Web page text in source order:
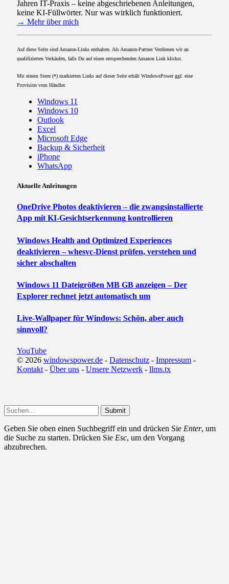
Jahren IT-Praxis – keine abgeschriebenen Anleitungen,
keine KI-Füllwörter. Nur was wirklich funktioniert.
→ Mehr über mich
Auf diese Seite sind Amazon-Links enthalten. Als Amazon-Partner Verdienen wir an
qualifizierten Verkäufen, falls Du auf einen entsprechenden Amazon Link klickst.
Mit einem Stern (*) markierten Links auf dieser Seite erhält WindowsPower ggf. eine
Provision vom Händler.
Windows 11
Windows 10
Outlook
Excel
Microsoft Edge
Backup & Sicherheit
iPhone
WhatsApp
Aktuelle Anleitungen
OneDrive Photos deaktivieren – die zwangsinstallierte
App mit KI-Gesichtserkennung kontrollieren
Windows Health and Optimized Experiences
deaktivieren – whesvc-Dienst prüfen, verstehen und
sicher abschalten
Windows 11 Dateigrößen MB GB anzeigen – Der
Explorer rechnet jetzt automatisch um
Live-Wallpaper für Windows: Schön, aber auch
sinnvoll?
YouTube
© 2026 windowspower.de - Datenschutz - Impressum -
Kontakt - Über uns - Unsere Netzwerk - llms.tx
Submit
Geben Sie oben einen Suchbegriff ein und drücken Sie Enter, um
die Suche zu starten. Drücken Sie Esc, um den Vorgang
abzubrechen.